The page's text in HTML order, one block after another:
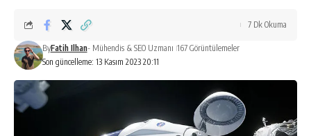
Son güncelleme: 13 Kasım 2023 20:11
ByFatih Ilhan- Mühendis & SEO Uzmanı 167 Görüntülemeler
7 Dk Okuma